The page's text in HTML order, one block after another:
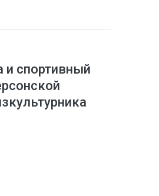
и спортивный